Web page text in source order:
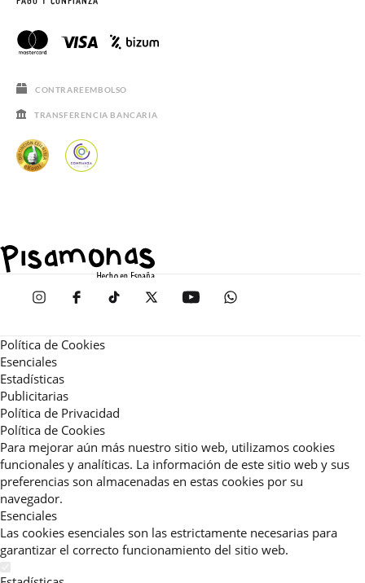
CONTRAREEMBOLSO
TRANSFERENCIA BANCARIA
Política de Cookies
Esenciales
Estadísticas
Publicitarias
Política de Privacidad
Política de Cookies
Para mejorar aún más nuestro sitio web, utilizamos cookies
funcionales y analíticas. La información de este sitio web y sus
preferencias son almacenadas en estas cookies por su
navegador.
Esenciales
Las cookies esenciales son las estrictamente necesarias para
garantizar el correcto funcionamiento del sitio web.